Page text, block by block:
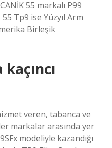
55 markalı P99
Tp9 ise Yüzyıl Arm
Birleşik
veren, tabanca ve
markalar arasında yer
modeliyle kazandığı